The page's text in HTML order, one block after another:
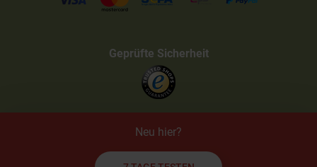
Geprüfte Sicherheit
Neu hier?